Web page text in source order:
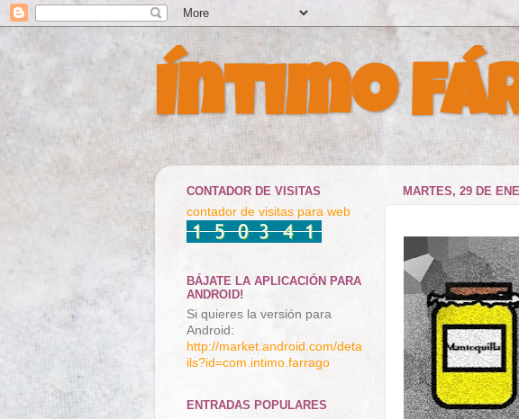
Íntimo
MARTES, 29 DE
CONTADOR DE VISITAS
contador de visitas para web
BÁJATE LA APLICACIÓN PARA
ANDROID!
Si quieres la versión para
Android:
http://market.android.com/deta
ils?id=com.intimo.farrago
ENTRADAS POPULARES